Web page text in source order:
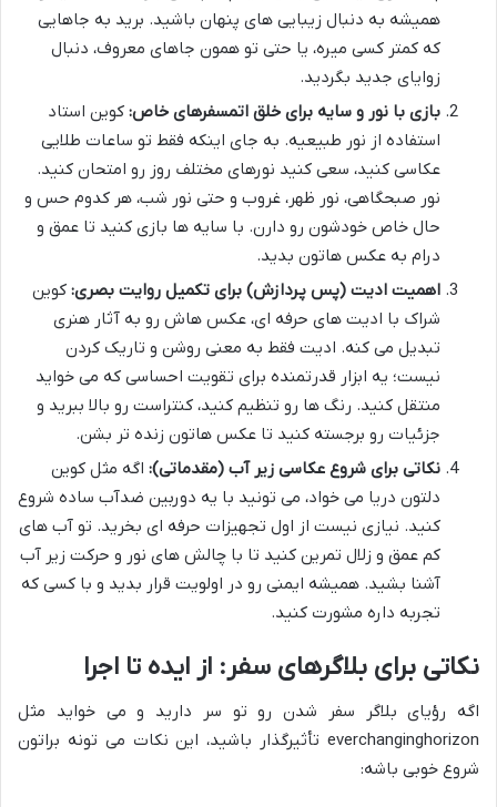
همیشه به دنبال زیبایی های پنهان باشید. برید به جاهایی
که کمتر کسی میره، یا حتی تو همون جاهای معروف، دنبال
زوایای جدید بگردید.
بازی با نور و سایه برای خلق اتمسفرهای خاص: کوین استاد
استفاده از نور طبیعیه. به جای اینکه فقط تو ساعات طلایی
عکاسی کنید، سعی کنید نورهای مختلف روز رو امتحان کنید.
نور صبحگاهی، نور ظهر، غروب و حتی نور شب، هر کدوم حس و
حال خاص خودشون رو دارن. با سایه ها بازی کنید تا عمق و
درام به عکس هاتون بدید.
اهمیت ادیت (پس پردازش) برای تکمیل روایت بصری: کوین
شراک با ادیت های حرفه ای، عکس هاش رو به آثار هنری
تبدیل می کنه. ادیت فقط به معنی روشن و تاریک کردن
نیست؛ یه ابزار قدرتمنده برای تقویت احساسی که می خواید
منتقل کنید. رنگ ها رو تنظیم کنید، کنتراست رو بالا ببرید و
جزئیات رو برجسته کنید تا عکس هاتون زنده تر بشن.
نکاتی برای شروع عکاسی زیر آب (مقدماتی): اگه مثل کوین
دلتون دریا می خواد، می تونید با یه دوربین ضدآب ساده شروع
کنید. نیازی نیست از اول تجهیزات حرفه ای بخرید. تو آب های
کم عمق و زلال تمرین کنید تا با چالش های نور و حرکت زیر آب
آشنا بشید. همیشه ایمنی رو در اولویت قرار بدید و با کسی که
تجربه داره مشورت کنید.
نکاتی برای بلاگرهای سفر: از ایده تا اجرا
اگه رؤیای بلاگر سفر شدن رو تو سر دارید و می خواید مثل
everchanginghorizon تأثیرگذار باشید، این نکات می تونه براتون
شروع خوبی باشه: